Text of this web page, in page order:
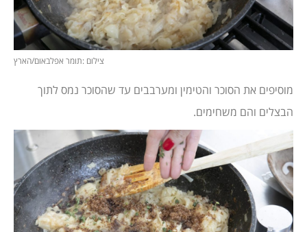
צילום :תומר אפלבאום/הארץ
מוסיפים את הסוכר והטימין ומערבבים עד שהסוכר נמס לתוך
הבצלים והם משחימים.